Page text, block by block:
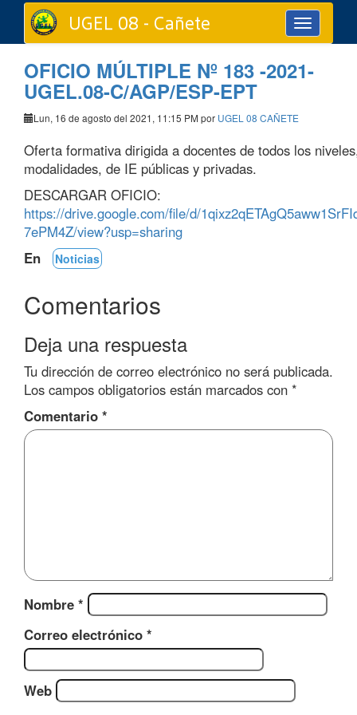
Toggle
navigation
UGEL 08 - Cañete
OFICIO MÚLTIPLE Nº 183 -2021-
UGEL.08-C/AGP/ESP-EPT
Lun, 16 de agosto del 2021, 11:15 PM por UGEL 08 CAÑETE
Oferta formativa dirigida a docentes de todos los
modalidades, de IE públicas y privadas.
DESCARGAR OFICIO:
https://drive.google.com/file/d/
7ePM4Z/view?usp=sharing
En
Noticias
Comentarios
Deja una respuesta
Tu dirección de correo electrónico no será publicada.
Los campos obligatorios están marcados con *
Comentario *
Nombre *
Correo electrónico *
Web